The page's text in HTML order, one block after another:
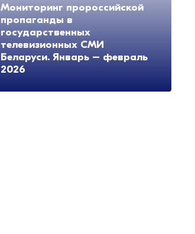
Мониторинг пророссийской
пропаганды в
государственных
телевизионных СМИ
Беларуси. Январь – февраль
2026